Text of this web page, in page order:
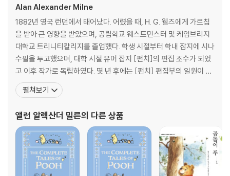
10 잘 가, 나의 친구들
작품 해설
작가 연보
Alan Alexander Milne
1882년 영국 런던에서 태어났다. 어렸을 때, H. G. 웰즈에게 가르침
을 받아 큰 영향을 받았으며, 공립학교 웨스트민스터 및 케임브리지
대학교 트리니티칼리지를 졸업했다. 학생 시절부터 학내 잡지에 시나
수필을 투고했으며, 대학 시절 유머 잡지 [펀치]의 편집 조수가 되었
고 이후 작가로 독립하였다. 몇 년 후에는 [펀치] 편집부의 일원이 되
어 해 학적인 시와 기발한 평론들을 쓰기도 했다. 1913년에 도로시 다
핀 드 셀린코트와 결혼한 후, 그의 아들인 크리스토퍼 로빈 밀른이 태
가로 널리 알려졌으며, 이 시기에 인생
펼쳐보기
앨런 알렉산더 밀른의 다른 상품